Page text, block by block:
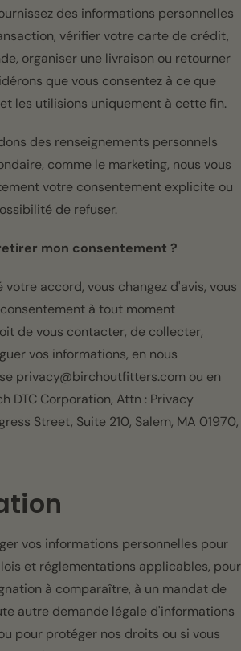
des informations personnelles
vérifier votre carte de crédit,
organiser une livraison ou retourner
que vous consentez à ce que
les utilisions uniquement à cette fin.
des renseignements personnels
comme le marketing, nous vous
votre consentement explicite ou
de refuser.
mon consentement ?
votre accord, vous changez d'avis, vous
à tout moment
de vous contacter, de collecter,
vos informations, en nous
privacy@birchoutfitters.com ou en
DTC Corporation, Attn : Privacy
Street, Suite 210, Salem, MA 01970,
vos informations personnelles pour
et réglementations applicables, pour
à comparaître, à un mandat de
autre demande légale d'informations
pour protéger nos droits ou si vous